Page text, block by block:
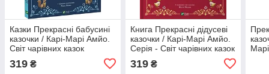
Казки Прекрасні бабусині
казочки / Карі-Марі Амйо.
Світ чарівних казок
319 ₴
Книга Прекрасні дідусеві
казочки / Карі-Марі Амйо.
Серія - Світ чарівних казок
319₴